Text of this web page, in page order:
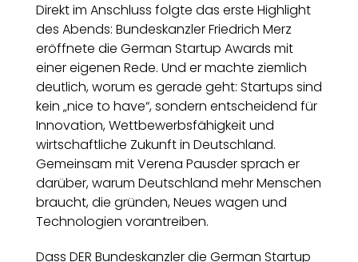
Direkt im Anschluss folgte das erste Highlight
des Abends: Bundeskanzler Friedrich Merz
eröffnete die German Startup Awards mit
einer eigenen Rede. Und er machte ziemlich
deutlich, worum es gerade geht: Startups sind
kein „nice to have“, sondern entscheidend für
Innovation, Wettbewerbsfähigkeit und
wirtschaftliche Zukunft in Deutschland.
Gemeinsam mit Verena Pausder sprach er
darüber, warum Deutschland mehr Menschen
braucht, die gründen, Neues wagen und
Technologien vorantreiben.
Dass DER Bundeskanzler die German Startup